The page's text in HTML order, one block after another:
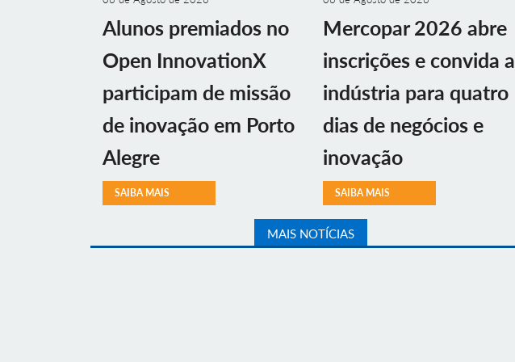
Alunos premiados no
Open InnovationX
participam de missão
de inovação em Porto
Alegre
SAIBA MAIS
Mercopar 2026 abre
inscrições e convida a
indústria para quatro
dias de negócios e
inovação
SAIBA MAIS
MAIS NOTÍCIAS